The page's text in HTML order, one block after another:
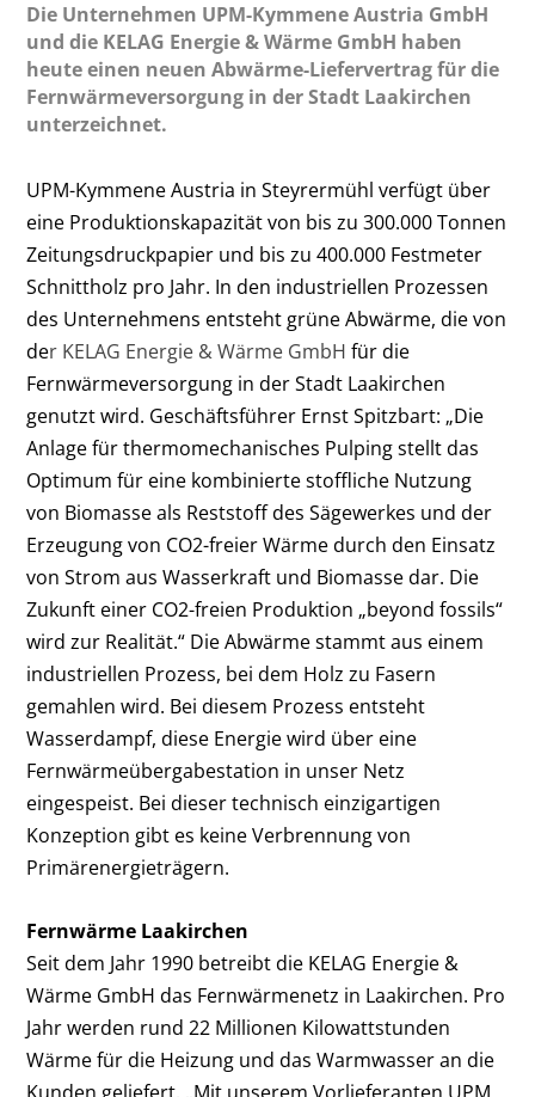
Die Unternehmen UPM-Kymmene Austria GmbH
und die KELAG Energie & Wärme GmbH haben
heute einen neuen Abwärme-Liefervertrag für die
Fernwärmeversorgung in der Stadt Laakirchen
unterzeichnet.
UPM-Kymmene Austria in Steyrermühl verfügt über
eine Produktionskapazität von bis zu 300.000 Tonnen
Zeitungsdruckpapier und bis zu 400.000 Festmeter
Schnittholz pro Jahr. In den industriellen Prozessen
des Unternehmens entsteht grüne Abwärme, die von
der KELAG Energie & Wärme GmbH für die
Fernwärmeversorgung in der Stadt Laakirchen
genutzt wird. Geschäftsführer Ernst Spitzbart: „Die
Anlage für thermomechanisches Pulping stellt das
Optimum für eine kombinierte stoffliche Nutzung
von Biomasse als Reststoff des Sägewerkes und der
Erzeugung von CO2-freier Wärme durch den Einsatz
von Strom aus Wasserkraft und Biomasse dar. Die
Zukunft einer CO2-freien Produktion „beyond fossils“
wird zur Realität.“ Die Abwärme stammt aus einem
industriellen Prozess, bei dem Holz zu Fasern
gemahlen wird. Bei diesem Prozess entsteht
Wasserdampf, diese Energie wird über eine
Fernwärmeübergabestation in unser Netz
eingespeist. Bei dieser technisch einzigartigen
Konzeption gibt es keine Verbrennung von
Primärenergieträgern.
Fernwärme Laakirchen
Seit dem Jahr 1990 betreibt die KELAG Energie &
Wärme GmbH das Fernwärmenetz in Laakirchen. Pro
Jahr werden rund 22 Millionen Kilowattstunden
Wärme für die Heizung und das Warmwasser an die